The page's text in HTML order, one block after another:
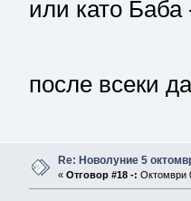
или като
после всеки
Re: Новолуние 5
« Отговор #18 -: Октомври